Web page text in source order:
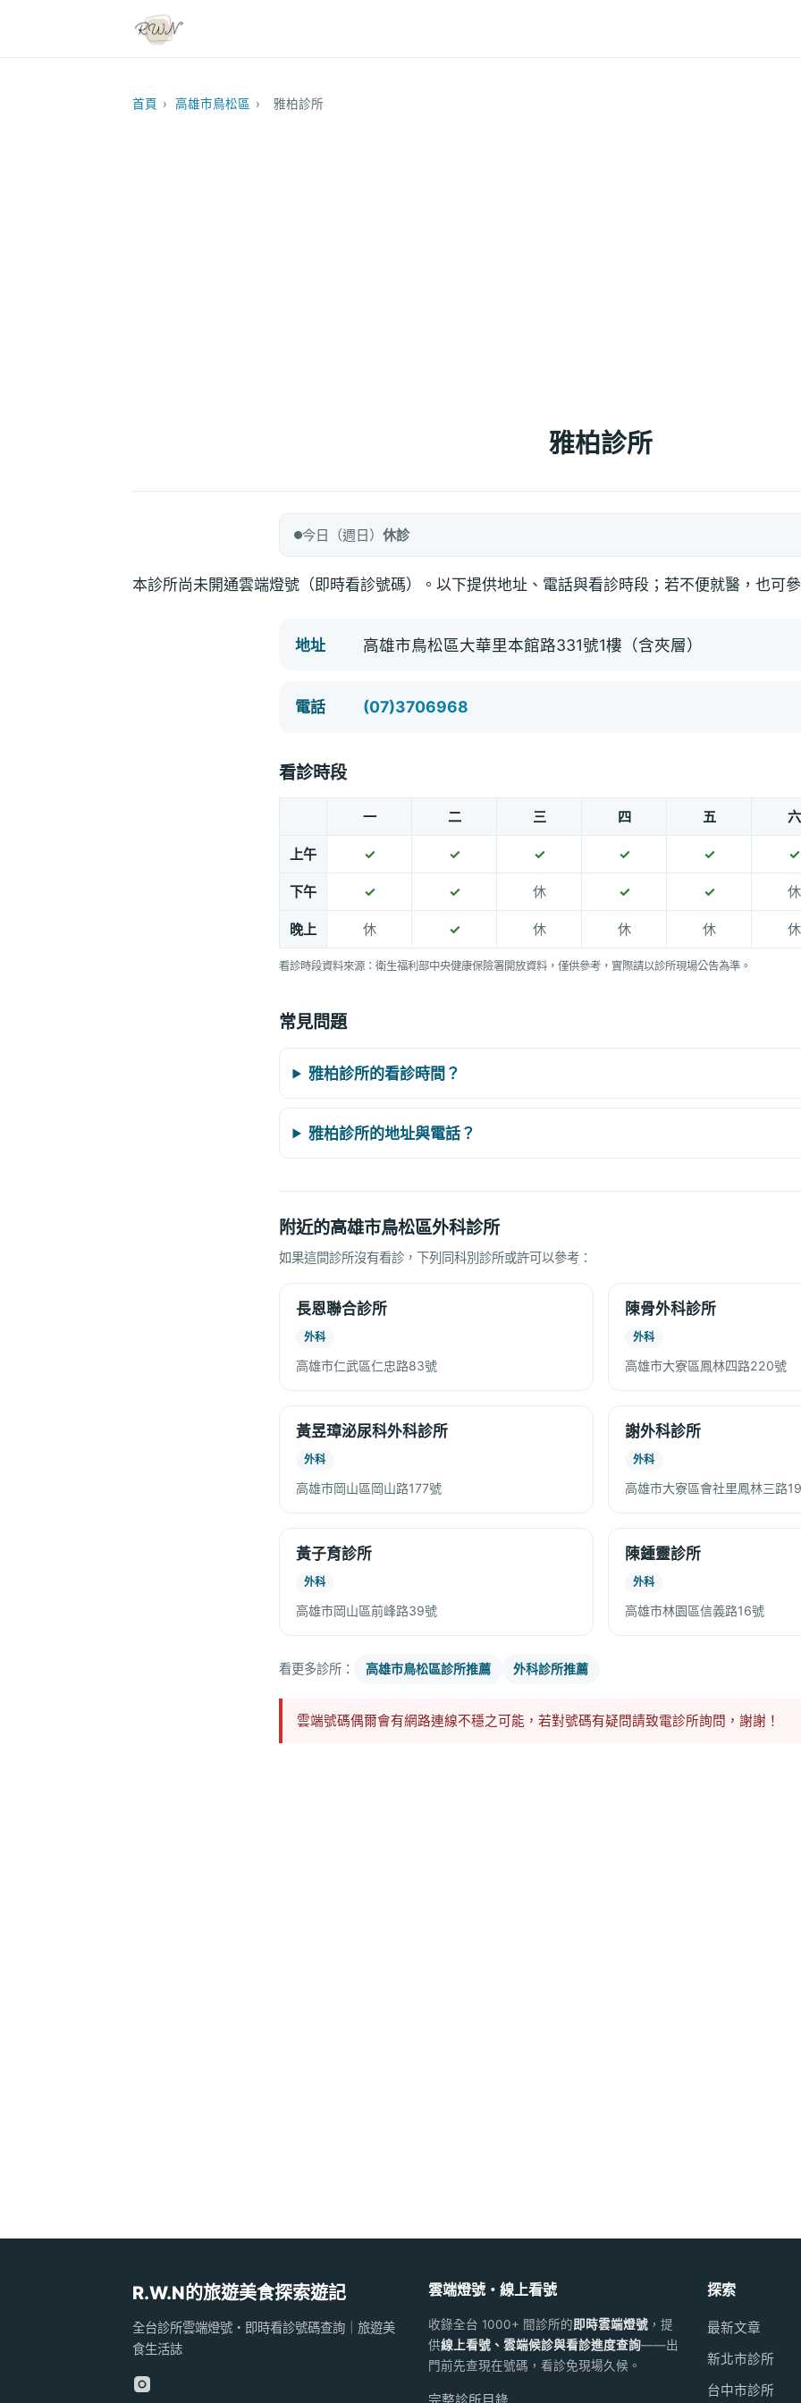
首頁 › 高雄市鳥松區 › 雅柏診所
雅柏診所
今日（週日） 休診
本診所尚未開通雲端燈號（即時看診號碼）。以下提供地址、電話與看診時段；若不便就醫，也可
地址 高雄市鳥松區大華里本館路331號1樓（含夾層）
電話 (07)3706968
看診時段
一 二 三 四 五 六
上午 ✓ ✓ ✓ ✓ ✓ ✓
下午 ✓ ✓ 休 ✓ ✓ 休
晚上 休 ✓ 休 休 休 休
看診時段資料來源：衛生福利部中央健康保險署開放資料，僅供參考，實際請以診所現場公告為準。
常見問題
雅柏診所的看診時間？
雅柏診所的地址與電話？
附近的高雄市鳥松區外科診所
如果這間診所沒有看診，下列同科別診所或許可以參考：
長恩聯合診所
外科
高雄市仁武區仁忠路83號
陳骨外科診所
外科
高雄市大寮區鳳林四路220號
黃昱璋泌尿科外科診所
外科
高雄市岡山區岡山路177號
謝外科診所
外科
高雄市大寮區會社里鳳林三路
黃子育診所
外科
高雄市岡山區前峰路39號
陳鍾靈診所
外科
高雄市林園區信義路16號
看更多診所： 高雄市鳥松區診所推薦 外科診所推薦
雲端號碼偶爾會有網路連線不穩之可能，若對號碼有疑問請致電診所詢問，謝謝！
R.W.N的旅遊美食探索遊記
全台診所雲端燈號・即時看診號碼查詢｜旅遊美
食生活誌
雲端燈號・線上看號
收錄全台 1000+ 間診所的 即時雲端燈號，提
供線上看號、雲端候診與看診進度查詢——出
門前先查現在號碼，看診免現場久候。
探索
最新文章
新北市診所
台中市診所